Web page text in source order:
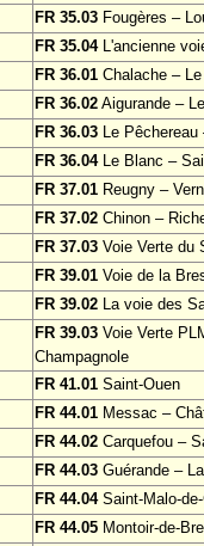
FR 35.03 Fougères –
FR 35.04L'ancienne
FR 36.01 Chalache –
FR 36.02 Aigurande –
FR 36.03 Le
FR 36.04Le Blanc –
FR 37.01 Reugny –
FR 37.02 Chinon –
FR 37.03 Voie Verte du
FR 39.01 Voie de la
FR 39.02 La voie des
FR 39.03 Voie Verte
Champagnole
FR 41.01 Saint-Ouen
FR 44.01 Messac –
FR 44.02 Carquefou –
FR 44.03 Guérande –
FR 44.04Saint-Malo-
FR 44.05 Montoir-de-